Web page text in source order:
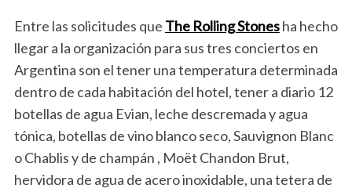
Entre las solicitudes que The Rolling Stonesha hecho
llegar a la organización para sus tres conciertos en
Argentina son el tener una temperatura determinada
dentro de cada habitación del hotel, tener a diario 12
botellas de agua Evian, leche descremada y agua
tónica, botellas de vino blanco seco, Sauvignon Blanc
o Chablis y de champán , Moët Chandon Brut,
hervidora de agua de acero inoxidable, una tetera de